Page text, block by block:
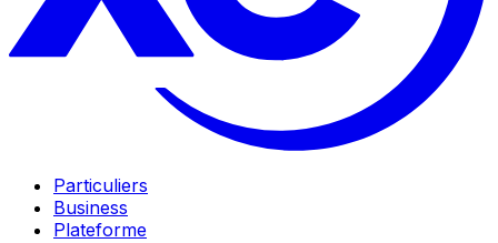
Particuliers
Business
Plateforme